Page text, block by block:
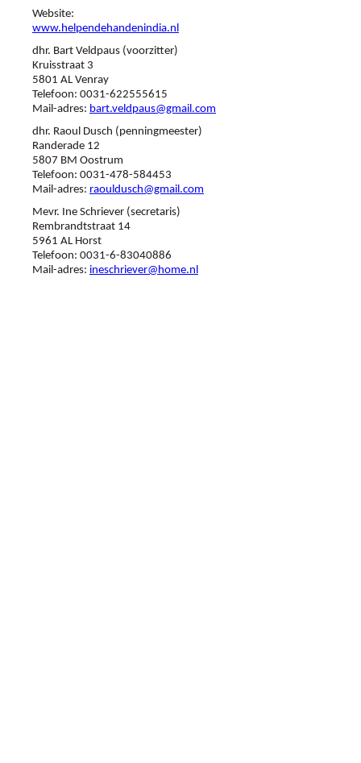
Website:
www.helpendehandenindia.nl
dhr. Bart Veldpaus (voorzitter)
Kruisstraat 3
5801 AL Venray
Telefoon: 0031-622555615
Mail-adres: bart.veldpaus@gmail.com
dhr. Raoul Dusch (penningmeester)
Randerade 12
5807 BM Oostrum
Telefoon: 0031-478-584453
Mail-adres: raouldusch@gmail.com
Mevr. Ine Schriever (secretaris)
Rembrandtstraat 14
5961 AL Horst
Telefoon: 0031-6-83040886
Mail-adres: ineschriever@home.nl